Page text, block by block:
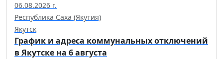
06.08.2026 г.
Республика Саха (Якутия)
Якутск
График и адреса коммунальных отключений
в Якутске на 6 августа